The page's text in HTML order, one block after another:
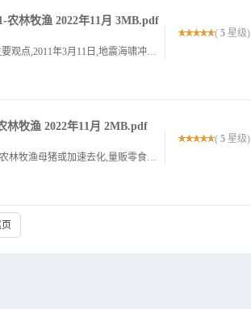
农林牧渔 2022年11月 3MB.pdf
请仔细阅读在本报告尾部的重要法律声明核废水持续排放入海,关注其后续影响主要观点主要观点,2011年3月11日,地震海啸冲击日本福岛第一核电站部分正在运行的机组,内外部断电导致反应堆冷却系统停转,3个机.
( 5 星级)
林牧渔 2022年11月 2MB.pdf
免责声明和披露以及分析师声明是报告的一部分,请务必一起阅读,1证券研究报告农林牧渔农林牧渔母猪或加速去化,量贩零食产业整合母猪或加速去化,量贩零食产业整合华泰研究华泰研究农林牧渔农林牧渔增持增持,维持.
( 5 星级)